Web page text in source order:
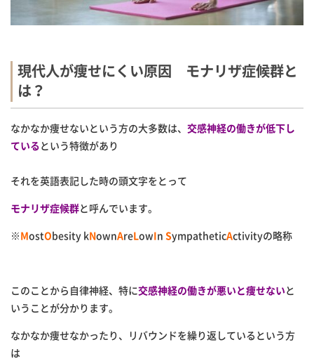
現代人が痩せにくい原因 モナリザ症候群と
は？
なかなか痩せないという方の大多数は、 交感神経の働きが低下し
ているという特徴があり
それを英語表記した時の頭文字をとって
モナリザ症候群と呼んでいます。
※MostObesity kNownAreLowIn SympatheticActivityの略称
このことから自律神経、特に交感神経の働きが悪いと痩せないと
いうことが分かります。
なかなか痩せなかったり、リバウンドを繰り返しているという方
は